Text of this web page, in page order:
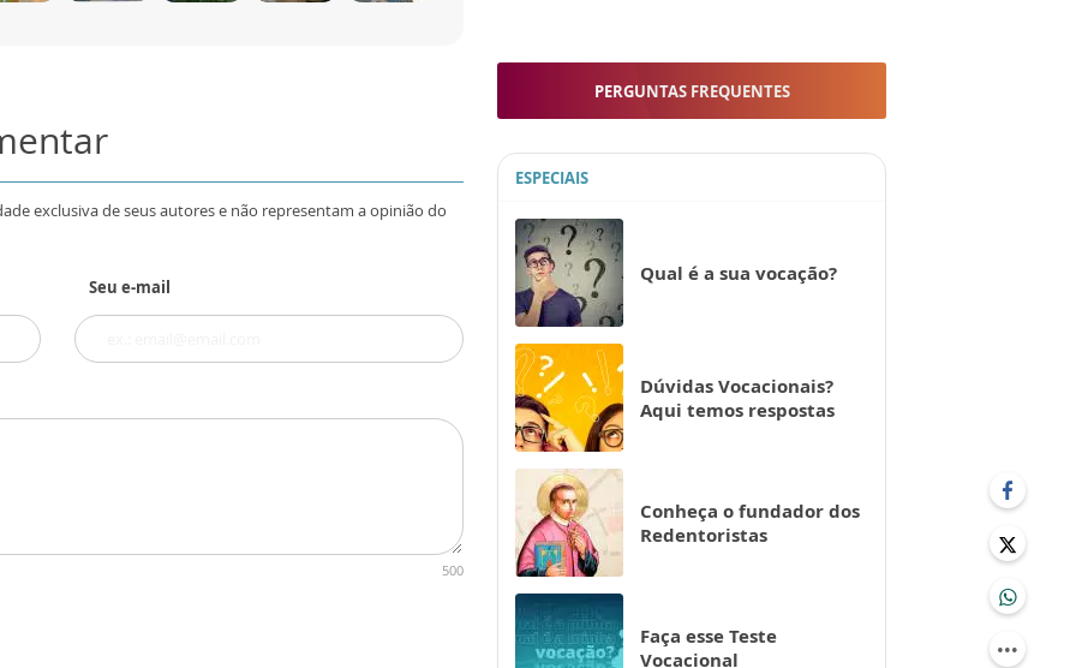
exclusiva de seus autores e não representam a opinião do
Seu e-mail
500
PERGUNTAS FREQUENTES
ESPECIAIS
Qual é a sua vocação?
Dúvidas Vocacionais?
Aqui temos respostas
Conheça o fundador dos
Redentoristas
Faça esse Teste
Vocacional